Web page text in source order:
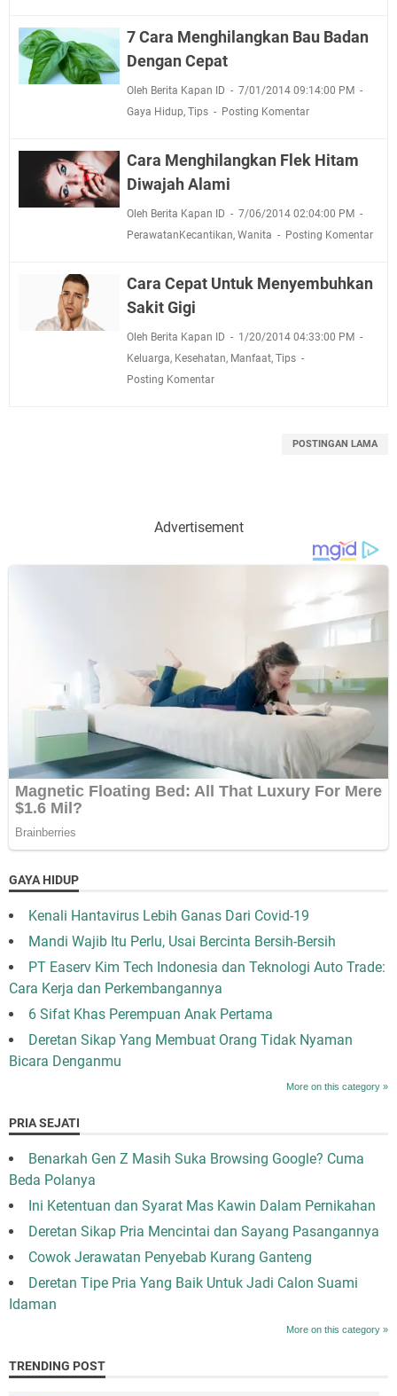
7 Cara Menghilangkan Bau Badan
Dengan Cepat
Oleh Berita Kapan ID
7/01/2014 09:14:00 PM
Gaya Hidup, Tips Posting Komentar
Cara Menghilangkan Flek Hitam
Diwajah Alami
Oleh Berita Kapan ID
7/06/2014 02:04:00 PM
PerawatanKecantikan, Wanita Posting Komentar
Cara Cepat Untuk Menyembuhkan
Sakit Gigi
Oleh Berita Kapan ID
1/20/2014 04:33:00 PM
Keluarga, Kesehatan, Manfaat, Tips
Posting Komentar
POSTINGAN LAMA
Advertisement
GAYA HIDUP
Kenali Hantavirus Lebih Ganas Dari Covid-19
Mandi Wajib Itu Perlu, Usai Bercinta Bersih-Bersih
PT Easerv Kim Tech Indonesia dan Teknologi Auto Trade:
Cara Kerja dan Perkembangannya
6 Sifat Khas Perempuan Anak Pertama
Deretan Sikap Yang Membuat Orang Tidak Nyaman
Bicara Denganmu
More on this category »
PRIA SEJATI
Benarkah Gen Z Masih Suka Browsing Google? Cuma
Beda Polanya
Ini Ketentuan dan Syarat Mas Kawin Dalam Pernikahan
Deretan Sikap Pria Mencintai dan Sayang Pasangannya
Cowok Jerawatan Penyebab Kurang Ganteng
Deretan Tipe Pria Yang Baik Untuk Jadi Calon Suami
Idaman
More on this category »
TRENDING POST